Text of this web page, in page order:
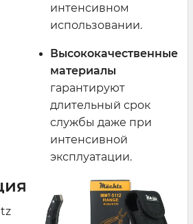
интенсивном
использовании.
Высококачественные
материалы
гарантируют
длительный срок
службы даже при
интенсивной
эксплуатации.